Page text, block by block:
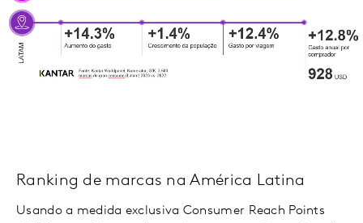
Ranking de marcas na América Latina
Usando a medida exclusiva Consumer Reach Points